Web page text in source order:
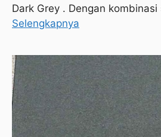
Dark Grey . Dengan kombinasi
Selengkapnya